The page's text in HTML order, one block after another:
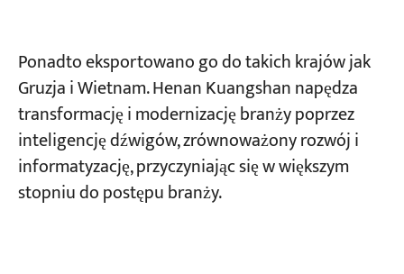
Ponadto eksportowano go do takich krajów jak
Gruzja i Wietnam. Henan Kuangshan napędza
transformację i modernizację branży poprzez
inteligencję dźwigów, zrównoważony rozwój i
informatyzację, przyczyniając się w większym
stopniu do postępu branży.